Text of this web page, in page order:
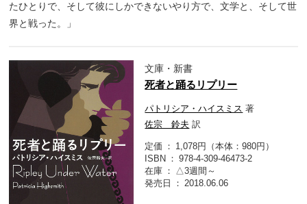
たひとりで、そして彼にしかできないやり方で、文学と、そして世
界と戦った。」
文庫・新書
死者と踊るリプリー
パトリシア・ハイスミス 著
佐宗 鈴夫 訳
定価
1,078円（本体：980円）
ISBN
978-4-309-46473-2
在庫
△3週間～
発売日
2018.06.06